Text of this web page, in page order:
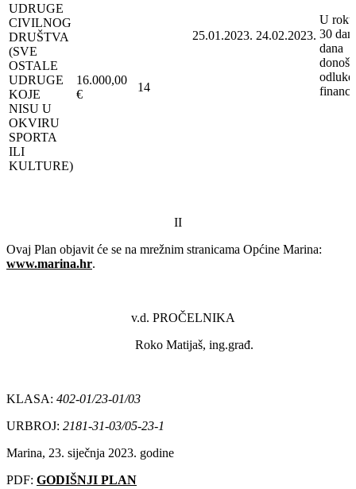
25.01.2023. 24.02.2023.
U
30
dana
odluke
UDRUGE
CIVILNOG
DRUŠTVA
(SVE
OSTALE
UDRUGE
KOJE
NISU U
OKVIRU
SPORTA
ILI
KULTURE)
16.000,00
€
14
II
Ovaj Plan objavit će se na mrežnim stranicama Općine Marina:
www.marina.hr.
v.d. PROČELNIKA
Roko Matijaš, ing.građ.
KLASA: 402-01/23-01/03
URBROJ: 2181-31-03/05-23-1
Marina, 23. siječnja 2023. godine
PDF: GODIŠNJI PLAN